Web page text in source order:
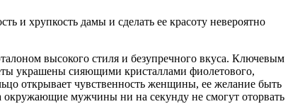
и хрупкость дамы и сделать ее красоту невероятно
высокого стиля и безупречного вкуса. Ключевым
украшены сияющими кристаллами фиолетового,
открывает чувственность женщины, ее желание быть
окружающие мужчины ни на секунду не смогут оторвать